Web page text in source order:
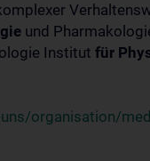
und
Institut für
organisation/